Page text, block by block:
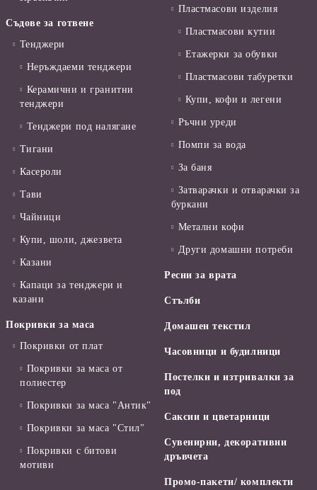
Съдове за готвене
Тенджери
Неръждаеми тенджери
Керамични и гранитни
тенджери
Тенджери под налягане
Тигани
Касероли
Тави
Чайници
Купи, шоли, джезвета
Казани
Капаци за тенджери и
казани
Покривки за маса
Покривки от плат
Покривки за маса от
полиестер
Покривки за маса "Антик"
Покривки за маса "Стил"
Покривки с битови
мотиви
Пластмасови изделия
Пластмасови кутии
Етажерки за обувки
Пластмасови табуретки
Купи, кофи и легени
Ръчни уреди
Помпи за вода
За баня
Затварачки и отварачки за
буркани
Метални кофи
Други домашни потреби
Ресни за врата
Стълби
Домашен текстил
Часовници и будилници
Постелки и изтривалки за
под
Саксии и цветарници
Сувенирни, декоративни
дръвчета
Промо-пакети/ комплекти